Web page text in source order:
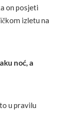
on posjeti
izletu na
noć, a
u pravilu